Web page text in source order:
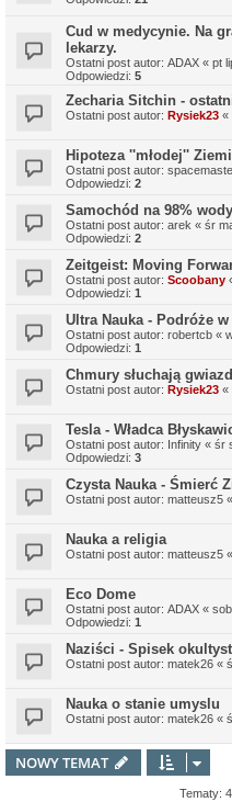
Cud w medycynie. Na
lekarzy.
Ostatni post autor: ADAX « pt
Odpowiedzi: 5
Zecharia Sitchin -
Ostatni post autor: Rysiek23 «
Hipoteza ''młodej'' Ziemi
Ostatni post autor:
Odpowiedzi: 2
Samochód na 98%
Ostatni post autor: arek « śr
Odpowiedzi: 2
Zeitgeist: Moving
Ostatni post autor: Scoobany
Odpowiedzi: 1
Ultra Nauka - Podróże w
Ostatni post autor: robertcb «
Odpowiedzi: 1
Chmury słuchają
Ostatni post autor: Rysiek23 «
Tesla - Władca
Ostatni post autor: Infinity « śr
Odpowiedzi: 3
Czysta Nauka - Śmierć
Ostatni post autor: matteusz5 «
Nauka a religia
Ostatni post autor: matteusz5 «
Eco Dome
Ostatni post autor: ADAX «
Odpowiedzi: 1
Naziści - Spisek
Ostatni post autor: matek26 «
Nauka o stanie umyslu
Ostatni post autor: matek26 «
NOWY TEMAT
Tematy: